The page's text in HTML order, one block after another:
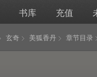
书库 充值
玄奇 美狐香丹 章节目录